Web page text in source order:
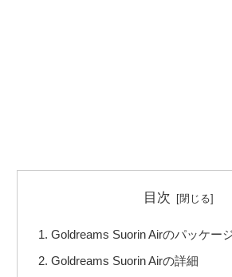
目次
Goldreams Suorin Airのパッケー
Goldreams Suorin Airの詳細